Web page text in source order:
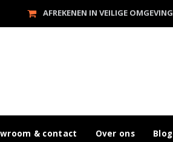
AFREKENEN IN VEILIGE OMGEVING
& contact Over ons Blog